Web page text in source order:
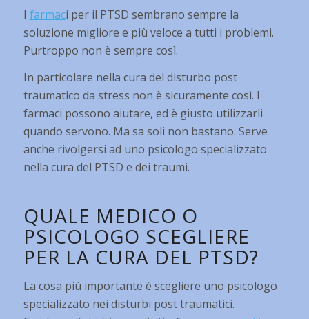
I farmaci per il PTSD sembrano sempre la
soluzione migliore e più veloce a tutti i problemi.
Purtroppo non è sempre così.
In particolare nella cura del disturbo post
traumatico da stress non è sicuramente così. I
farmaci possono aiutare, ed è giusto utilizzarli
quando servono. Ma sa soli non bastano. Serve
anche rivolgersi ad uno psicologo specializzato
nella cura del PTSD e dei traumi.
QUALE MEDICO O
PSICOLOGO SCEGLIERE
PER LA CURA DEL PTSD?
La cosa più importante è scegliere uno psicologo
specializzato nei disturbi post traumatici.